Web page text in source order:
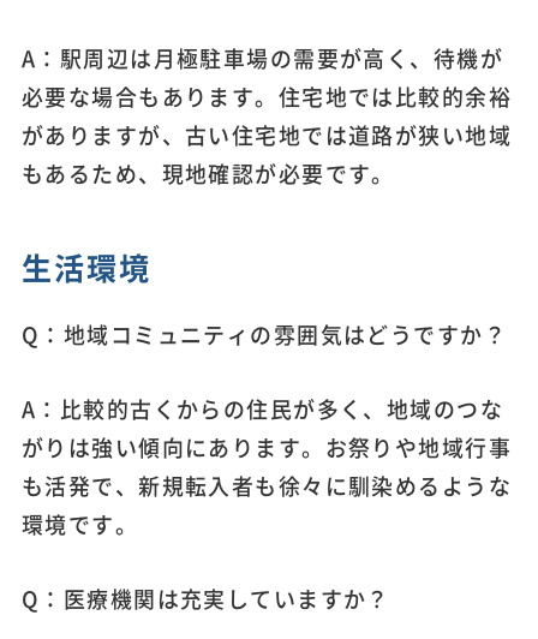
A：駅周辺は月極駐車場の需要が高く、待機が
必要な場合もあります。住宅地では比較的余裕
がありますが、古い住宅地では道路が狭い地域
もあるため、現地確認が必要です。
生活環境
Q：地域コミュニティの雰囲気はどうですか？
A：比較的古くからの住民が多く、地域のつな
がりは強い傾向にあります。お祭りや地域行事
も活発で、新規転入者も徐々に馴染めるような
環境です。
Q：医療機関は充実していますか？